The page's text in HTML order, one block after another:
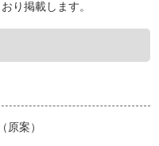
り掲載します。
原案）